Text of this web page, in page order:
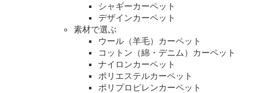
シャギーカーペット
デザインカーペット
素材で選ぶ
ウール（羊毛）カーペット
コットン（綿・デニム）カーペット
ナイロンカーペット
ポリエステルカーペット
ポリプロピレンカーペット